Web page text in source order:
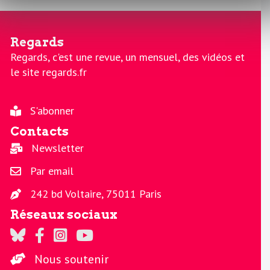
Regards
Regards, c'est une revue, un mensuel, des vidéos et
le site regards.fr
S'abonner
Contacts
Newsletter
Par email
242 bd Voltaire, 75011 Paris
Réseaux sociaux
Regards sur Twitter
Regards sur Facebook
Regards sur Instagram
La chaine Regards sur Youtube
Nous soutenir